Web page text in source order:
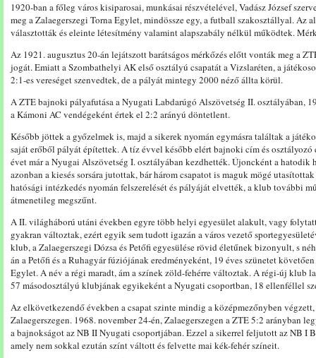
1920-ban a főleg város kisiparosai, munkásai részvételével, Vadász József
meg a Zalaegerszegi Torna Egylet, mindössze egy, a futball szakosztállyal. Az
választották és eleinte létesítmény valamint alapszabály nélkül működtek.
Az 1921. augusztus 20-án lejátszott barátságos mérkőzés előtt vonták meg a
jogát. Emiatt a Szombathelyi AK első osztályú csapatát a Vizslaréten, a
2:1-es vereséget szenvedtek, de a pályát mintegy 2000 néző állta körül.
A ZTE bajnoki pályafutása a Nyugati Labdarúgó Alszövetség II. osztályában,
a Kámoni AC vendégeként értek el 2:2 arányú döntetlent.
Később jöttek a győzelmek is, majd a sikerek nyomán egymásra találtak a
saját erőből pályát építettek. A tíz évvel később elért bajnoki cím és
évet már a Nyugai Alszövetség I. osztályában kezdhették. Újoncként a hatodik
azonban a kiesés sorsára jutottak, bár három csapatot is maguk mögé
hatósági intézkedés nyomán felszerelését és pályáját elvették, a klub további
átmenetileg megszűnt.
A II. világháború utáni években egyre több helyi egyesület alakult, vagy
gyakran változtak, ezért egyik sem tudott igazán a város vezető
klub, a Zalaegerszegi Dózsa és Petőfi egyesülése rövid életűnek bizonyult, s
án a Petőfi és a Ruhagyár fúziójának eredményeként, 19 éves szünetet
Egylet. A név a régi maradt, ám a színek zöld-fehérre változtak. A régi-új klub
57 másodosztályú klubjának egyikeként a Nyugati csoportban, 18 ellenféllel
Az elkövetkezendő években a csapat szinte mindig a középmezőnyben
Zalaegerszegen. 1968. november 24-én, Zalaegerszegen a ZTE 5:2 arányban
a bajnokságot az NB II Nyugati csoportjában. Ezzel a sikerrel feljutott az NB I
amely nem sokkal ezután színt váltott és felvette mai kék-fehér színeit.